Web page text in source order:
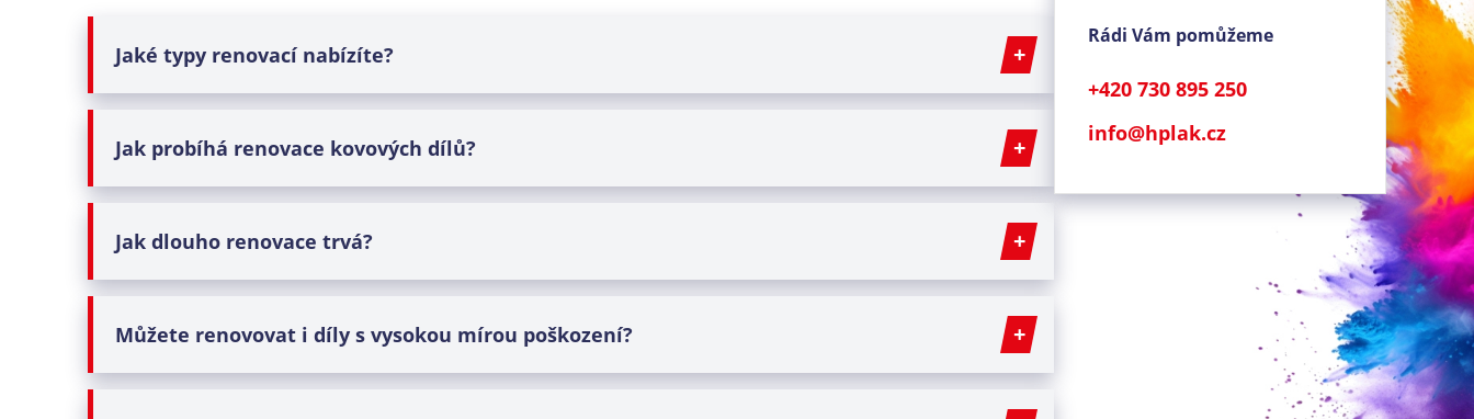
Jaké typy renovacínabízíte?
Jak probíhá renovace kovových dílů?
Jak dlouho renovace trvá?
Můžete renovovat i díly s vysokou mírou poškození?
Rádi Vám pomůžeme
+420 730 895 250
info@hplak.cz